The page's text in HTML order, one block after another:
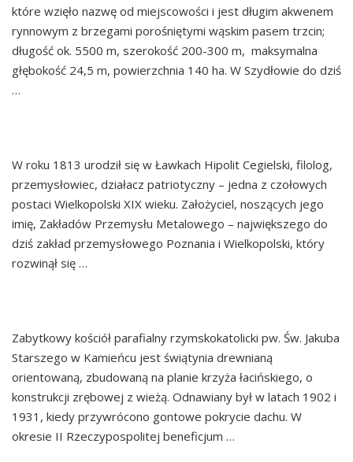
które wzięło nazwę od miejscowości i jest długim akwenem
rynnowym z brzegami porośniętymi wąskim pasem trzcin;
długość ok. 5500 m, szerokość 200-300 m, maksymalna
głębokość 24,5 m, powierzchnia 140 ha. W Szydłowie do dziś
…
W roku 1813 urodził się w Ławkach Hipolit Cegielski, filolog,
przemysłowiec, działacz patriotyczny – jedna z czołowych
postaci Wielkopolski XIX wieku. Założyciel, noszących jego
imię, Zakładów Przemysłu Metalowego – największego do
dziś zakład przemysłowego Poznania i Wielkopolski, który
rozwinął się …
Zabytkowy kościół parafialny rzymskokatolicki pw. Św. Jakuba
Starszego w Kamieńcu jest świątynia drewnianą
orientowaną, zbudowaną na planie krzyża łacińskiego, o
konstrukcji zrębowej z wieżą. Odnawiany był w latach 1902 i
1931, kiedy przywrócono gontowe pokrycie dachu. W
okresie II Rzeczypospolitej beneficjum …